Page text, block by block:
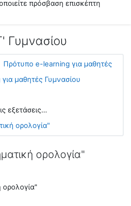
πρόσβαση επισκέπτη
Γυμνασίου
Πρότυπο e-learning για μαθητές
μαθητές Γυμνασίου
εξετάσεις...
ορολογία"
ορολογία"
ορολογία"